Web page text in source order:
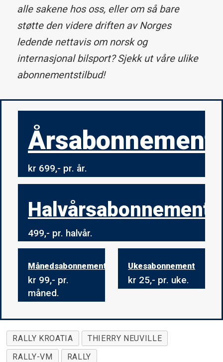
alle sakene hos oss, eller om så bare
støtte den videre driften av Norges
ledende nettavis om norsk og
internasjonal bilsport? Sjekk ut våre ulike
abonnementstilbud!
Årsabonnement
kr 699,- pr. år.
Halvårsabonnement
499,- pr. halvår.
Månedsabonnement
kr 99,- pr.
måned.
Ukesabonnement
kr 25,- pr. uke.
RALLY KROATIA
THIERRY NEUVILLE
RALLY-VM
RALLY